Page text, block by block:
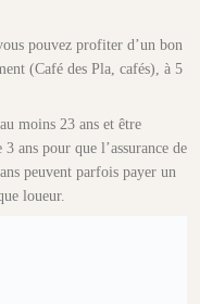
pouvez profiter d’un bon
(Café des Pla, cafés), à 5
moins 23 ans et être
ans pour que l’assurance de
peuvent parfois payer un
loueur.